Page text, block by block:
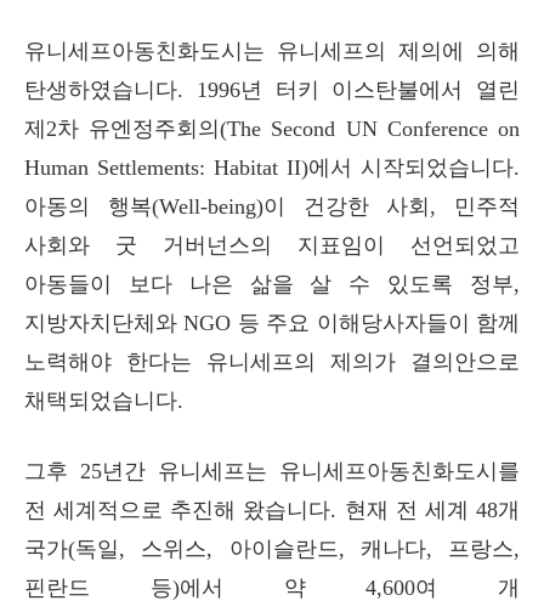
유니세프아동친화도시 는 유니세프의 제의에 의해
탄생하였습니다. 1996년 터키 이스탄불에서 열린
제2차 유엔정주회의(The Second UN Conference on
Human Settlements: Habitat II)에서 시작되었습니다.
아동의 행복(Well-being)이 건강한 사회, 민주적
사회와 굿 거버넌스의 지표임이 선언되었고
아동들이 보다 나은 삶을 살 수 있도록 정부,
지방자치단체와 NGO 등 주요 이해당사자들이 함께
노력해야 한다는 유니세프의 제의가 결의안으로
채택되었습니다.
그후 25년간 유니세프는 유니세프아동친화도시를
전 세계적으로 추진해 왔습니다. 현재 전 세계 48개
국가(독일, 스위스, 아이슬란드, 캐나다, 프랑스,
핀란드 등)에서 약 4,600여 개